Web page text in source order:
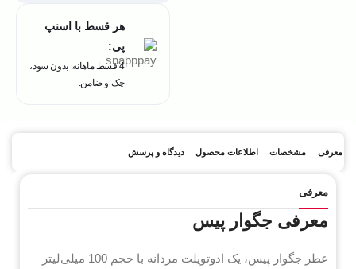
هر قسط با اسنپ
پی:
4 قسط ماهانه. بدون سود،
چک و ضامن.
معرفی مشخصات اطلاعات محصول دیدگاه و پرسش
معرفی
معرفی جگوار پیس
عطر جگوار پیس، یک ادوتویلت مردانه با حجم 100 میلی‌لیتر